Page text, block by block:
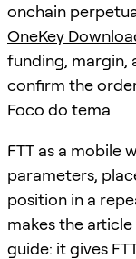
onchain
OneKey
funding, margin,
confirm the
Foco do tema
FTT as a mobile
parameters,
position in a
makes the
guide: it gives